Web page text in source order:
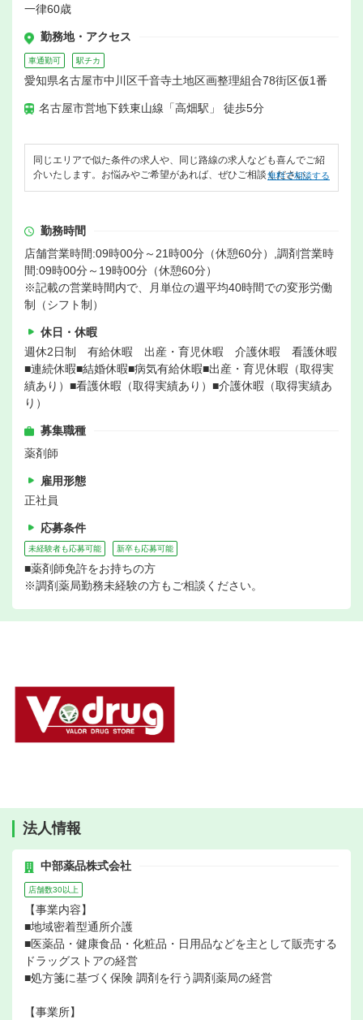
一律60歳
勤務地・アクセス
車通勤可 駅チカ
愛知県名古屋市中川区千音寺土地区画整理組合78街区仮1番
名古屋市営地下鉄東山線「高畑駅」 徒歩5分
同じエリアで似た条件の求人や、同じ路線の求人なども喜んでご紹
介いたします。お悩みやご希望があれば、ぜひご相談ください。
無料で相談する
勤務時間
店舗営業時間:09時00分～21時00分（休憩60分）,調剤営業時
間:09時00分～19時00分（休憩60分）
※記載の営業時間内で、月単位の週平均40時間での変形労働
制（シフト制）
休日・休暇
週休2日制 有給休暇 出産・育児休暇 介護休暇 看護休暇
■連続休暇■結婚休暇■病気有給休暇■出産・育児休暇（取得実
績あり）■看護休暇（取得実績あり）■介護休暇（取得実績あ
り）
募集職種
薬剤師
雇用形態
正社員
応募条件
未経験者も応募可能 新卒も応募可能
■薬剤師免許をお持ちの方
※調剤薬局勤務未経験の方もご相談ください。
法人情報
中部薬品株式会社
店舗数30以上
【事業内容】
■地域密着型通所介護
■医薬品・健康食品・化粧品・日用品などを主として販売する
ドラッグストアの経営
■処方箋に基づく保険 調剤を行う調剤薬局の経営
【事業所】